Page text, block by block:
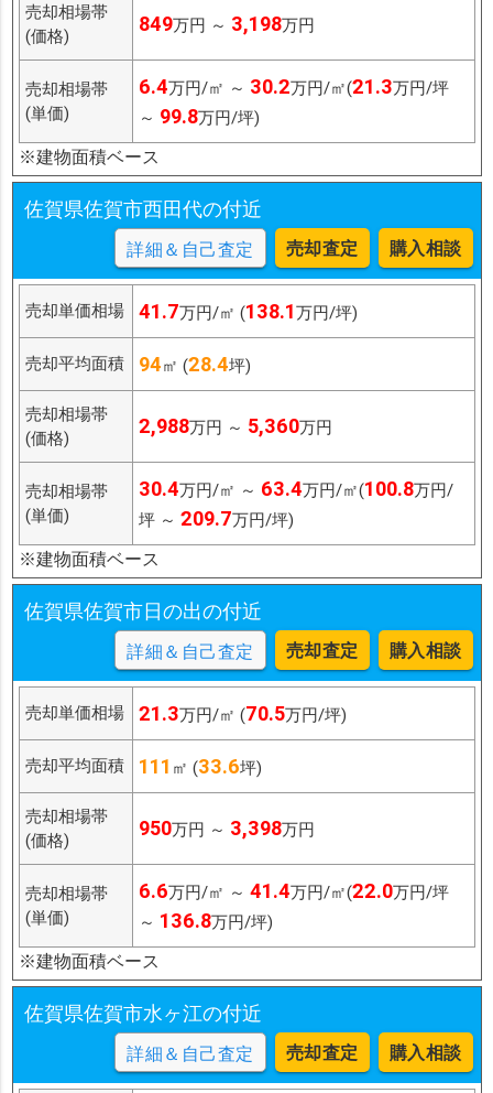
売却相場帯
(価格)
849万円 ～ 3,198万円
売却相場帯
(単価)
6.4万円/㎡ ～ 30.2万円/㎡(21.3万円/坪
～ 99.8万円/坪)
※建物面積ベース
佐賀県佐賀市西田代の付近
詳細＆自己査定 売却査定 購入相談
売却単価相場 41.7万円/㎡ (138.1万円/坪)
売却平均面積 94㎡ (28.4坪)
売却相場帯
(価格)
2,988万円 ～ 5,360万円
売却相場帯
(単価)
30.4万円/㎡ ～ 63.4万円/㎡(100.8万円/
坪 ～ 209.7万円/坪)
※建物面積ベース
佐賀県佐賀市日の出の付近
詳細＆自己査定 売却査定 購入相談
売却単価相場 21.3万円/㎡ (70.5万円/坪)
売却平均面積 111 ㎡ (33.6坪)
売却相場帯
(価格)
950万円 ～ 3,398万円
売却相場帯
(単価)
6.6万円/㎡ ～ 41.4万円/㎡(22.0万円/坪
～ 136.8万円/坪)
※建物面積ベース
佐賀県佐賀市水ヶ江の付近
詳細＆自己査定 売却査定 購入相談